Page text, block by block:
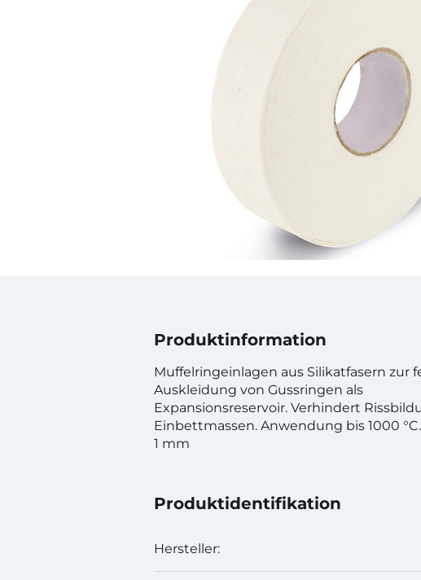
Produktinformation
Muffelringeinlagen aus Silikatfasern zur
Auskleidung von Gussringen als
Expansionsreservoir. Verhindert
Einbettmassen. Anwendung bis 1000
1 mm
Produktidentifikation
Hersteller: